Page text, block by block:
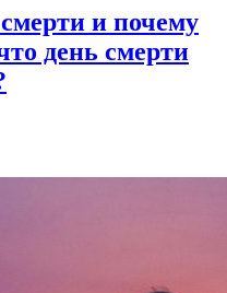
и почему
день смерти